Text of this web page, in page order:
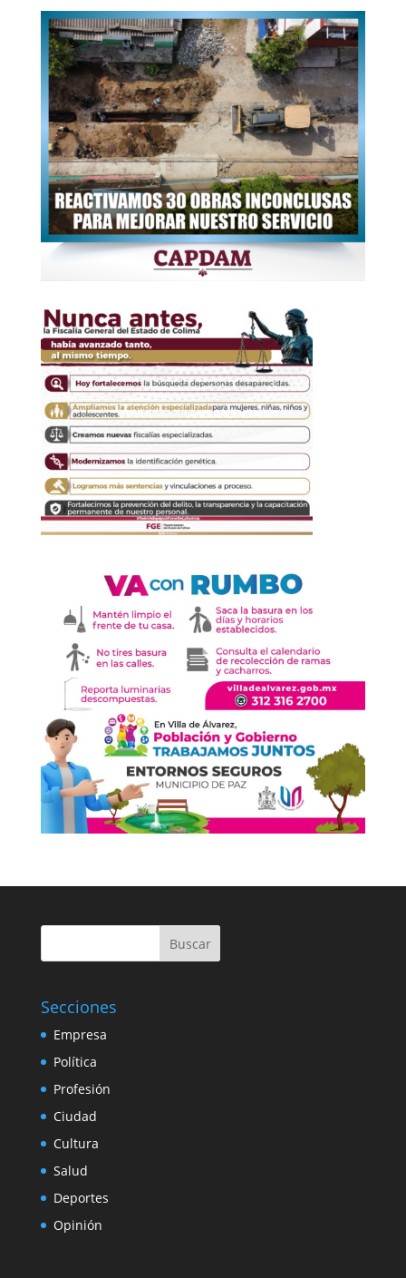
Buscar
Secciones
Empresa
Política
Profesión
Ciudad
Cultura
Salud
Deportes
Opinión